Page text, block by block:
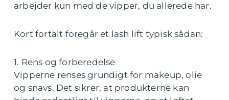
arbejder kun med de vipper, du allerede har.
Kort fortalt foregår et lash lift typisk sådan:
1. Rens og forberedelse
Vipperne renses grundigt for makeup, olie
og snavs. Det sikrer, at produkterne kan